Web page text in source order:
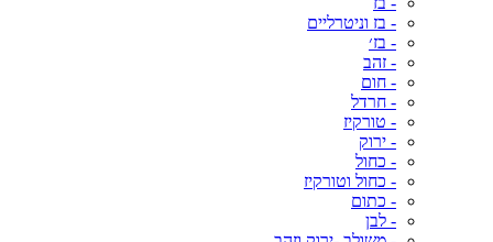
- בז וניטרליים
- בז׳
- זהב
- חום
- חרדל
- טורקיז
- ירוק
- כחול
- כחול וטורקיז
- כתום
- לבן